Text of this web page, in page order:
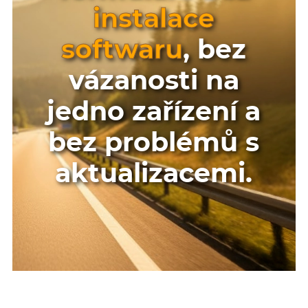
instalace
softwaru, bez
vázanosti na
jedno zařízení a
bez problémů s
aktualizacemi.